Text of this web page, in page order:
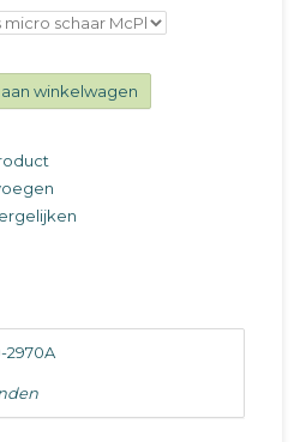
winkelwagen
2970A